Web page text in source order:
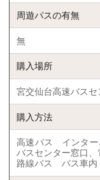
周遊パスの有無
無
購入場所
宮交仙台高速バスセ
購入方法
高速バス インター
バスセンター窓口
路線バス バス車内